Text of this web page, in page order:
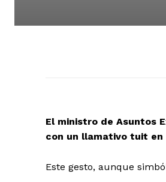
El ministro de Asuntos
con un llamativo tuit en
Este gesto, aunque